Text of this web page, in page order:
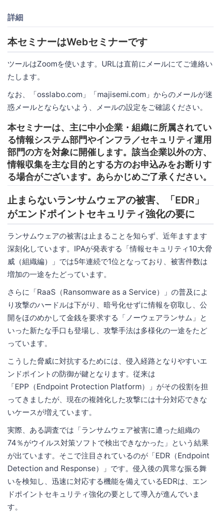
詳細
本セミナーはWebセミナーです
ツールはZoomを使います。URLは直前にメールにてご連絡い
たします。
なお、「osslabo.com」「majisemi.com」からのメールが迷
惑メールとならないよう、メールの設定をご確認ください。
本セミナーは、主に中小企業・組織に所属されてい
る情報システム部門やインフラ／セキュリティ運用
部門の方を対象に開催します。該当企業以外の方、
情報収集を主な目的とする方のお申込みをお断りす
る場合がございます。あらかじめご了承ください。
止まらないランサムウェアの被害、「EDR」
がエンドポイントセキュリティ強化の要に
ランサムウェアの被害は止まることを知らず、近年ますます
深刻化しています。IPAが発表する「情報セキュリティ10大脅
威（組織編）」では5年連続で1位となっており、被害件数は
増加の一途をたどっています。
さらに「RaaS（Ransomware as a Service）」の普及によ
り攻撃のハードルは下がり、暗号化せずに情報を窃取し、公
開をほのめかして金銭を要求する「ノーウェアランサム」と
いった新たな手口も登場し、攻撃手法は多様化の一途をたど
っています。
こうした脅威に対抗するためには、侵入経路となりやすいエ
ンドポイントの防御が鍵となります。従来は
「EPP（Endpoint Protection Platform）」がその役割を担
ってきましたが、現在の複雑化した攻撃には十分対応できな
いケースが増えています。
実際、ある調査では「ランサムウェア被害に遭った組織の
74％がウイルス対策ソフトで検出できなかった」という結果
が出ています。そこで注目されているのが「EDR（Endpoint
Detection and Response）」です。侵入後の異常な振る舞
いを検知し、迅速に対応する機能を備えているEDRは、エン
ドポイントセキュリティ強化の要として導入が進んでいま
す。